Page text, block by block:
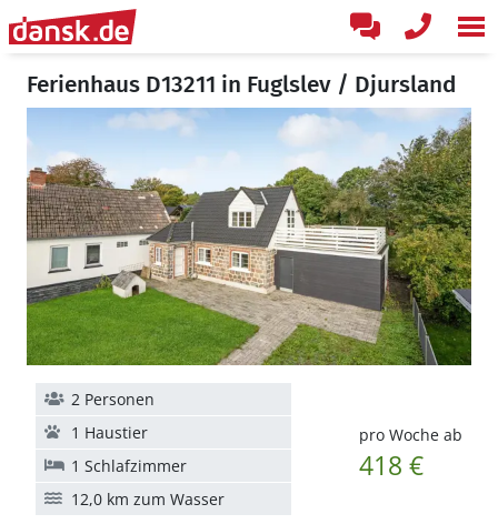
Ferienhaus D13211 in Fuglslev / Djursland
pro Woche ab
418 €
2 Personen
1 Haustier
1 Schlafzimmer
12,0 km zum Wasser